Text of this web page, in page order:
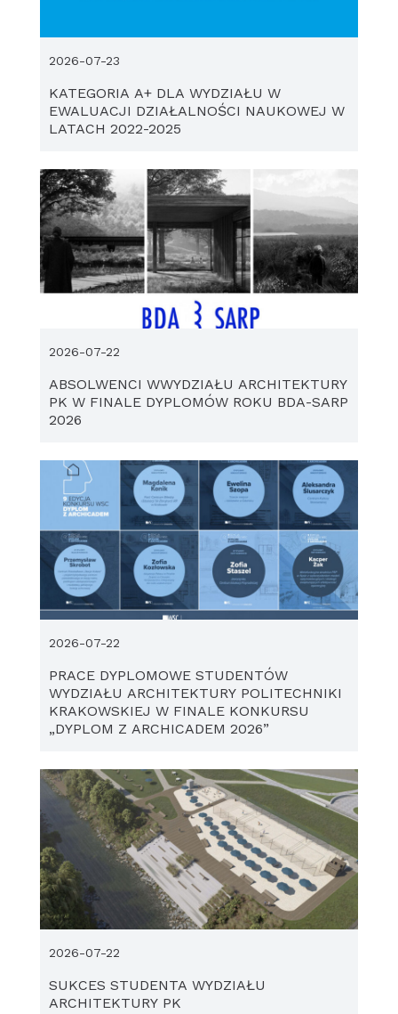
KATEGORIA A+ DLA WYDZIAŁU W
EWALUACJI DZIAŁALNOŚCI NAUKOWEJ W
LATACH 2022-2025
2026-07-23
ABSOLWENCI WWYDZIAŁU ARCHITEKTURY
PK W FINALE DYPLOMÓW ROKU BDA-SARP
2026
2026-07-22
PRACE DYPLOMOWE STUDENTÓW
WYDZIAŁU ARCHITEKTURY POLITECHNIKI
KRAKOWSKIEJ W FINALE KONKURSU
„DYPLOM Z ARCHICADEM 2026”
2026-07-22
SUKCES STUDENTA WYDZIAŁU
ARCHITEKTURY PK
2026-07-22